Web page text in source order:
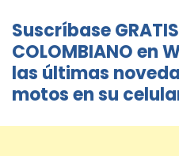
Suscríbase GRATIS
COLOMBIANO en
las últimas
motos en su